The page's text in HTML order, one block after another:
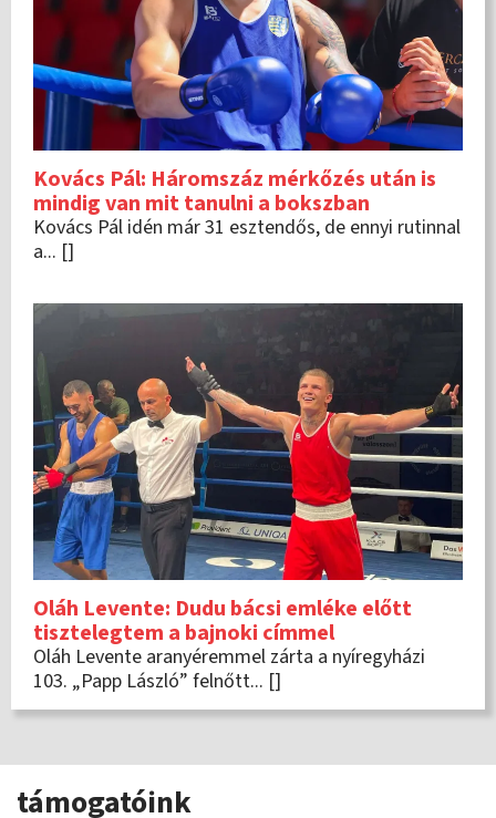
Kovács Pál: Háromszáz mérkőzés után is
mindig van mit tanulni a bokszban
Kovács Pál idén már 31 esztendős, de ennyi rutinnal
a... []
Oláh Levente: Dudu bácsi emléke előtt
tisztelegtem a bajnoki címmel
Oláh Levente aranyéremmel zárta a nyíregyházi
103. „Papp László” felnőtt... []
támogatóink